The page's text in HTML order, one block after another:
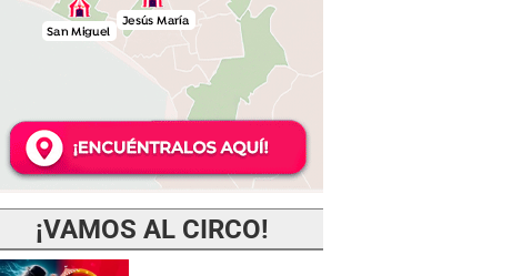
¡VAMOS AL CIRCO!